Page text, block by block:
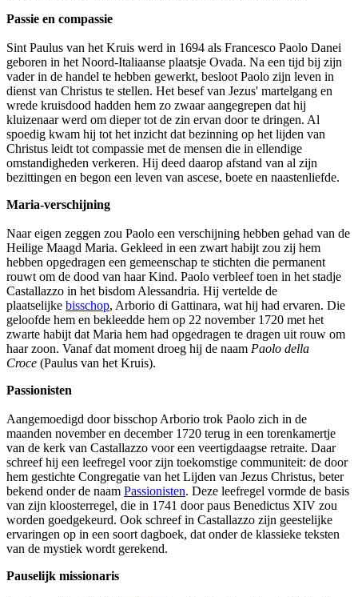
Passie en compassie
Sint Paulus van het Kruis werd in 1694 als Francesco Paolo Danei
geboren in het Noord-Italiaanse plaatsje Ovada. Na een tijd bij zijn
vader in de handel te hebben gewerkt, besloot Paolo zijn leven in
dienst van Christus te stellen. Het besef van Jezus' martelgang en
wrede kruisdood hadden hem zo zwaar aangegrepen dat hij
kluizenaar werd om dieper tot de zin ervan door te dringen. Al
spoedig kwam hij tot het inzicht dat bezinning op het lijden van
Christus leidt tot compassie met de mensen die in ellendige
omstandigheden verkeren. Hij deed daarop afstand van al zijn
bezittingen en begon een leven van ascese, boete en naastenliefde.
Maria-verschijning
Naar eigen zeggen zou Paolo een verschijning hebben gehad van de
Heilige Maagd Maria. Gekleed in een zwart habijt zou zij hem
hebben opgedragen een gemeenschap te stichten die permanent
rouwt om de dood van haar Kind. Paolo verbleef toen in het stadje
Castallazzo in het bisdom Alessandria. Hij vertelde de
plaatselijke bisschop, Arborio di Gattinara, wat hij had ervaren. Die
geloofde hem en bekleedde hem op 22 november 1720 met het
zwarte habijt dat Maria hem had opgedragen te dragen uit rouw om
haar zoon. Vanaf dat moment droeg hij de naam Paolo della
Croce (Paulus van het Kruis).
Passionisten
Aangemoedigd door bisschop Arborio trok Paolo zich in de
maanden november en december 1720 terug in een torenkamertje
van de kerk van Castallazzo voor een veertigdaagse retraite. Daar
schreef hij een leefregel voor zijn toekomstige communiteit: de door
hem gestichte Congregatie van het Lijden van Jezus Christus, beter
bekend onder de naam Passionisten. Deze leefregel vormde de basis
van zijn kloosterregel, die in 1741 door paus Benedictus XIV zou
worden goedgekeurd. Ook schreef in Castallazzo zijn geestelijke
ervaringen op in een soort dagboek, dat onder de klassieke teksten
van de mystiek wordt gerekend.
Pauselijk missionaris